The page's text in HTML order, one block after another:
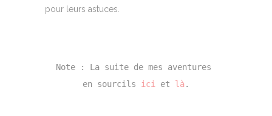
pour leurs astuces.
Note : La suite de mes aventures
en sourcils ici et là .